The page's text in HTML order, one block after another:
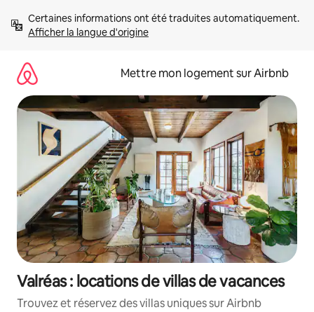
directement
Afficher la langue d'origine
Mettre mon logement sur Airbnb
Valréas : locations de villas de vacances
Trouvez et réservez des villas uniques sur Airbnb